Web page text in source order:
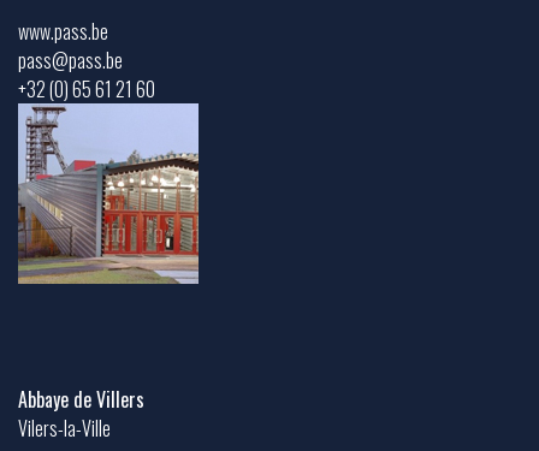
www.pass.be
pass@pass.be
+32 (0) 65 61 21 60
Abbaye de Villers
Vilers-la-Ville